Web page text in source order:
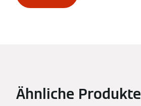
Ähnliche Produkte